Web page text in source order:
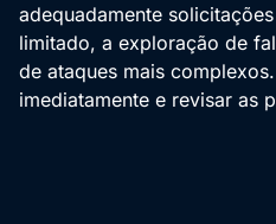
adequadamente
limitado, a exploração de
de ataques mais
imediatamente e revisar as